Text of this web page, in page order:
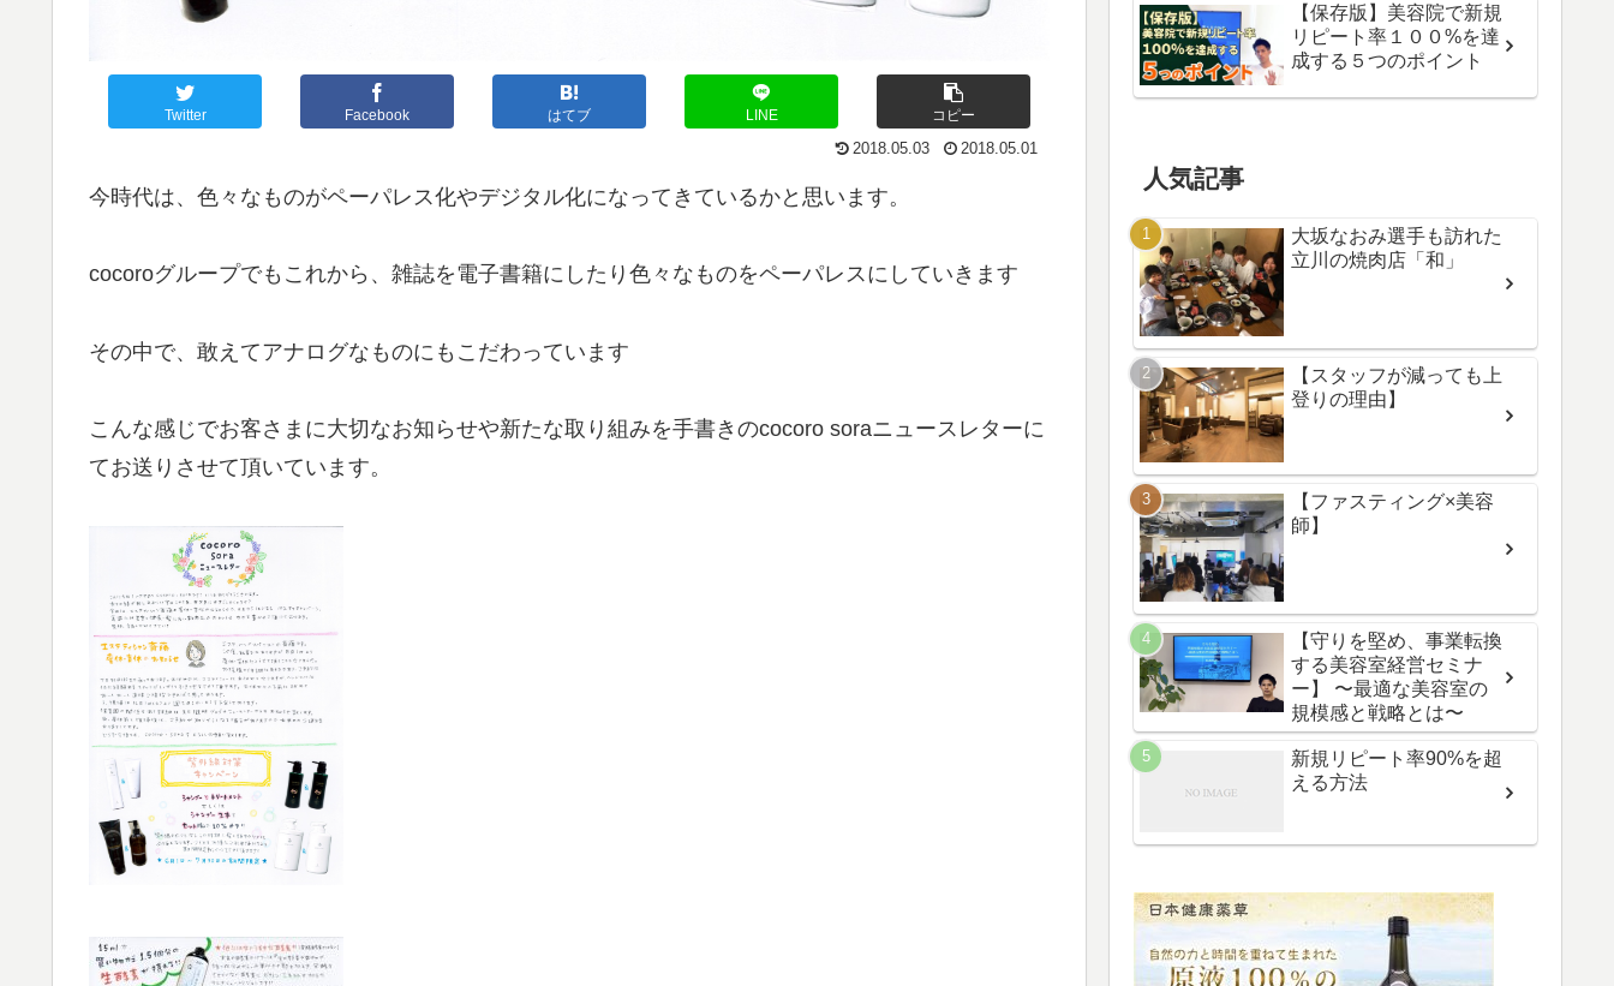
Twitter Facebook はてブ LINE コピー
2018.05.03 2018.05.01
今時代は、色々なものがペーパレス化やデジタル化になってきているかと思います。
cocoroグループでもこれから、雑誌を電子書籍にしたり色々なものをペーパレスにしていきます
その中で、敢えてアナログなものにもこだわっています
こんな感じでお客さまに大切なお知らせや新たな取り組みを手書きのcocoro soraニュースレターに
てお送りさせて頂いています。
【保存版】美容院で新規
リピート率１００%を達
成する５つのポイント
人気記事
大坂なおみ選手も訪れた
立川の焼肉店「和」
【スタッフが減っても上
登りの理由】
【ファスティング×美容
師】
【守りを堅め、事業転換
する美容室経営セミナ
ー】 〜最適な美容室の
規模感と戦略とは〜
新規リピート率90%を超
える方法